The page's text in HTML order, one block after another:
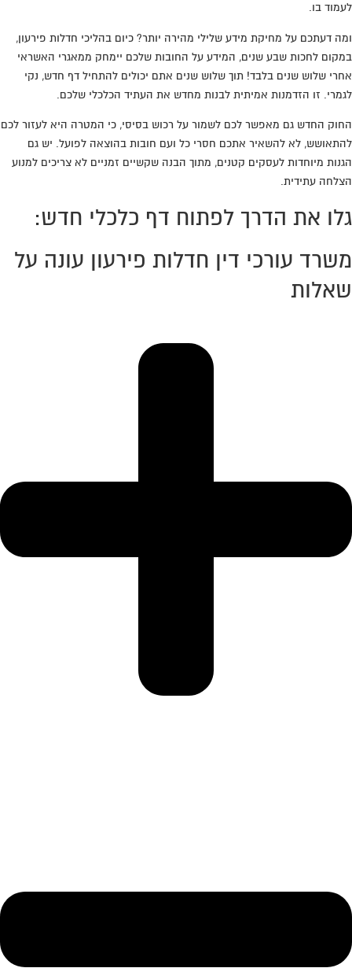
לעמוד בו.
ומה דעתכם על מחיקת מידע שלילי מהירה יותר? כיום בהליכי חדלות פירעון,
במקום לחכות שבע שנים, המידע על החובות שלכם יימחק ממאגרי האשראי
אחרי שלוש שנים בלבד! תוך שלוש שנים אתם יכולים להתחיל דף חדש, נקי
לגמרי. זו הזדמנות אמיתית לבנות מחדש את העתיד הכלכלי שלכם.
החוק החדש גם מאפשר לכם לשמור על רכוש בסיסי, כי המטרה היא לעזור לכם
להתאושש, לא להשאיר אתכם חסרי כל ועם חובות בהוצאה לפועל. יש גם
הגנות מיוחדות לעסקים קטנים, מתוך הבנה שקשיים זמניים לא צריכים למנוע
הצלחה עתידית.
גלו את הדרך לפתוח דף כלכלי חדש:
משרד עורכי דין חדלות פירעון עונה על
שאלות